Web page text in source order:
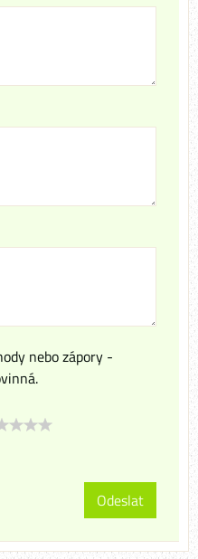
nebo zápory -
Odeslat